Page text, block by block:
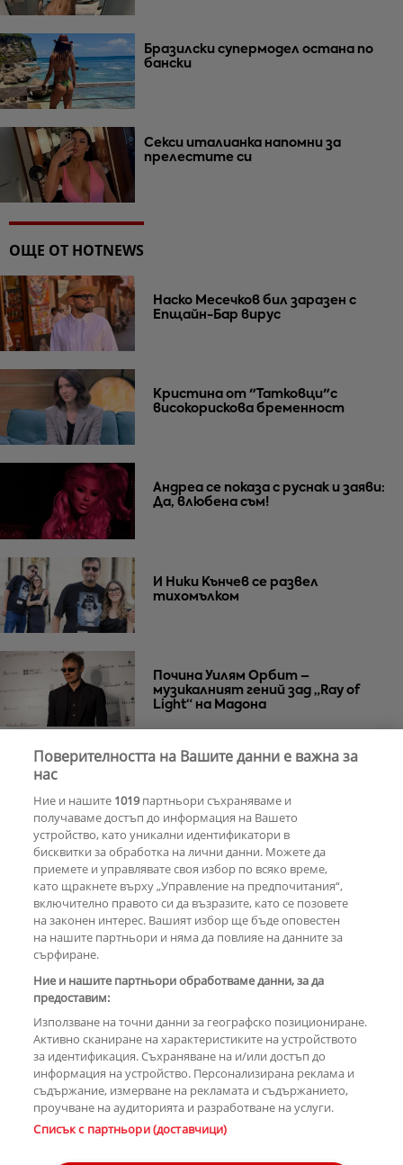
Бразилски супермодел остана по
бански
Секси италианка напомни за
прелестите си
ОЩЕ ОТ HOTNEWS
Наско Месечков бил заразен с
Епщайн-Бар вирус
Кристина от "Татковци"с
високорискова бременност
Андреа се показа с руснак и заяви:
Да, влюбена съм!
И Ники Кънчев се развел
тихомълком
Почина Уилям Орбит –
музикалният гений зад „Ray of
Light“ на Мадона
еволюция
РЕКЛАМА
КОМЕНТАРИ
Copyright © 2007-2026 Hotnews.bg. Всички права запазени.
Поверителността на Вашите данни е важна за
нас
Ние и нашите 1019партньори съхраняваме и
получаваме достъп до информация на Вашето
устройство, като уникални идентификатори в
бисквитки за обработка на лични данни. Можете да
приемете и управлявате своя избор по всяко време,
като щракнете върху „Управление на предпочитания“,
включително правото си да възразите, като се позовете
на законен интерес. Вашият избор ще бъде оповестен
на нашите партньори и няма да повлияе на данните за
сърфиране.
Ние и нашите партньори обработваме данни, за да
предоставим:
Използване на точни данни за географско позициониране.
Активно сканиране на характеристиките на устройството
за идентификация. Съхраняване на и/или достъп до
информация на устройство. Персонализирана реклама и
съдържание, измерване на рекламата и съдържанието,
проучване на аудиторията и разработване на услуги.
Списък с партньори (доставчици)